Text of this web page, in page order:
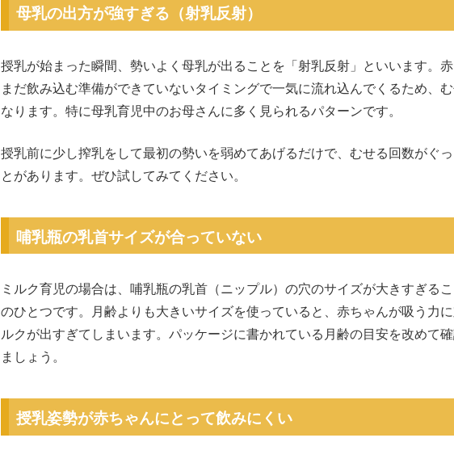
母乳の出方が強すぎる（射乳反射）
授乳が始まった瞬間、勢いよく母乳が出ることを「射乳反射」といいます。
まだ飲み込む準備ができていないタイミングで一気に流れ込んでくるため、む
なります。特に母乳育児中のお母さんに多く見られるパターンです。
授乳前に少し搾乳をして最初の勢いを弱めてあげるだけで、むせる回数がぐ
とがあります。ぜひ試してみてください。
哺乳瓶の乳首サイズが合っていない
ミルク育児の場合は、哺乳瓶の乳首（ニップル）の穴のサイズが大きすぎる
のひとつです。月齢よりも大きいサイズを使っていると、赤ちゃんが吸う力に
ルクが出すぎてしまいます。パッケージに書かれている月齢の目安を改めて
ましょう。
授乳姿勢が赤ちゃんにとって飲みにくい